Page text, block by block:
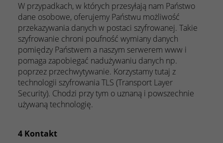
W przypadkach, w których przesyłają nam Państwo
dane osobowe, oferujemy Państwu możliwość
przekazywania danych w postaci szyfrowanej. Takie
szyfrowanie chroni poufność wymiany danych
pomiędzy Państwem a naszym serwerem www i
pomaga zapobiegać nadużywaniu danych np.
poprzez przechwytywanie. Korzystamy tutaj z
technologii szyfrowania TLS (Transport Layer
Security). Chodzi przy tym o uznaną i powszechnie
używaną technologię.
4 Kontakt